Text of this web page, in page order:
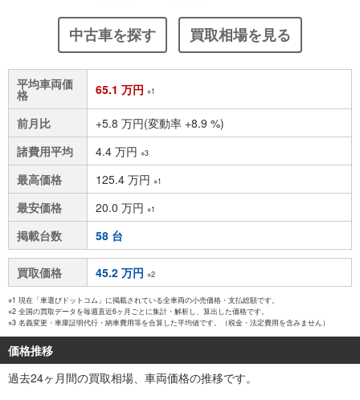
中古車を探す 買取相場を見る
平均車両価
格 65.1 万円 ※1
前月比
+5.8 万円(変動率 +8.9 %)
諸費用平均
4.4 万円 ※3
最高価格 125.4 万円 ※1
最安価格 20.0 万円 ※1
掲載台数 58 台
買取価格 45.2 万円 ※2
※1 現在「車選びドットコム」に掲載されている全車両の小売価格・支払総額です。
※2 全国の買取データを毎週直近6ヶ月ごとに集計・解析し、算出した価格です。
※3 名義変更・車庫証明代行・納車費用等を合算した平均値です。（税金・法定費用を含みません）
価格推移
過去24ヶ月間の買取相場、車両価格の推移です。